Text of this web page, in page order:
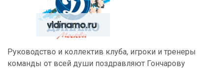
Руководство и коллектив клуба, игроки и тренеры
команды от всей души поздравляют Гончарову